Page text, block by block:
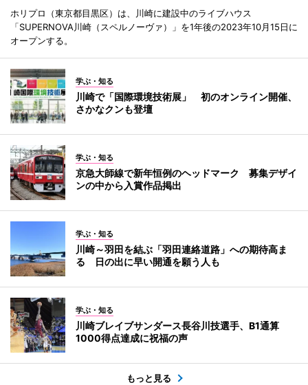
ホリプロ（東京都目黒区）は、川崎に建設中のライブハウス
「SUPERNOVA川崎（スペルノーヴァ）」を1年後の2023年10月15日に
オープンする。
学ぶ・知る
川崎で「国際環境技術展」 初のオンライン開催、
さかなクンも登壇
学ぶ・知る
京急大師線で新年恒例のヘッドマーク 募集デザイ
ンの中から入賞作品掲出
学ぶ・知る
川崎～羽田を結ぶ「羽田連絡道路」への期待高ま
る 日の出に早い開通を願う人も
学ぶ・知る
川崎ブレイブサンダース長谷川技選手、B1通算
1000得点達成に祝福の声
もっと見る